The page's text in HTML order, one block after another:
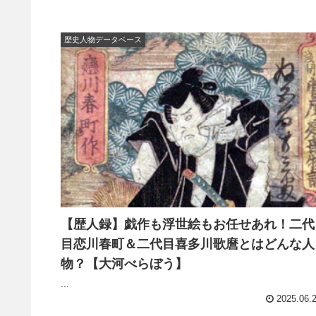
歴史人物データベース
【歴人録】戯作も浮世絵もお任せあれ！二代
目恋川春町＆二代目喜多川歌麿とはどんな人
物？【大河べらぼう】